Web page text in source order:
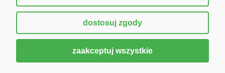
Sklep internetowy Shoper Premium
dostosuj zgody
zaakceptuj wszystkie